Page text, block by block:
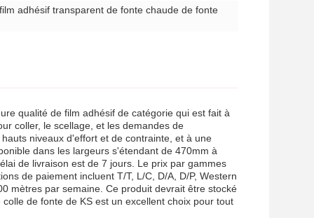
adhésif transparent de fonte chaude de fonte
qualité de film adhésif de catégorie qui est fait à
coller, le scellage, et les demandes de
niveaux d'effort et de contrainte, et à une
dans les largeurs s'étendant de 470mm à
de livraison est de 7 jours. Le prix par gammes
de paiement incluent T/T, L/C, D/A, D/P, Western
mètres par semaine. Ce produit devrait être stocké
de fonte de KS est un excellent choix pour tout